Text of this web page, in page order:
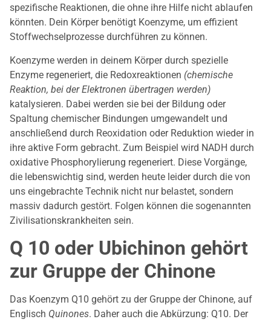
spezifische Reaktionen, die ohne ihre Hilfe nicht ablaufen
könnten. Dein Körper benötigt Koenzyme, um effizient
Stoffwechselprozesse durchführen zu können.
Koenzyme werden in deinem Körper durch spezielle
Enzyme regeneriert, die Redoxreaktionen (chemische
Reaktion, bei der Elektronen übertragen werden)
katalysieren. Dabei werden sie bei der Bildung oder
Spaltung chemischer Bindungen umgewandelt und
anschließend durch Reoxidation oder Reduktion wieder in
ihre aktive Form gebracht. Zum Beispiel wird NADH durch
oxidative Phosphorylierung regeneriert. Diese Vorgänge,
die lebenswichtig sind, werden heute leider durch die von
uns eingebrachte Technik nicht nur belastet, sondern
massiv dadurch gestört. Folgen können die sogenannten
Zivilisationskrankheiten sein.
Q 10 oder Ubichinon gehört
zur Gruppe der Chinone
Das Koenzym Q10 gehört zu der Gruppe der Chinone, auf
Englisch Quinones. Daher auch die Abkürzung: Q10. Der